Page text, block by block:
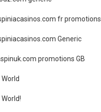
fr promotions
Generic
promotions GB
World
World!